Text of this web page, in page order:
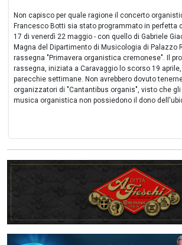
Non capisco per quale ragione il concerto
Francesco Botti sia stato programmato in perfetta
17 di venerdì 22 maggio - con quello di Gabriele
Magna del Dipartimento di Musicologia di Palazzo
rassegna "Primavera organistica cremonese". Il
rassegna, iniziata a Caravaggio lo scorso 19
parecchie settimane. Non avrebbero dovuto
organizzatori di "Cantantibus organis", visto che
musica organistica non possiedono il dono